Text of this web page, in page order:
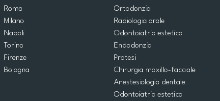
Roma
Milano
Napoli
Torino
Firenze
Bologna
Ortodonzia
Radiologia orale
Odontoiatria estetica
Endodonzia
Protesi
Chirurgia maxillo-facciale
Anestesiologia dentale
Odontoiatria estetica